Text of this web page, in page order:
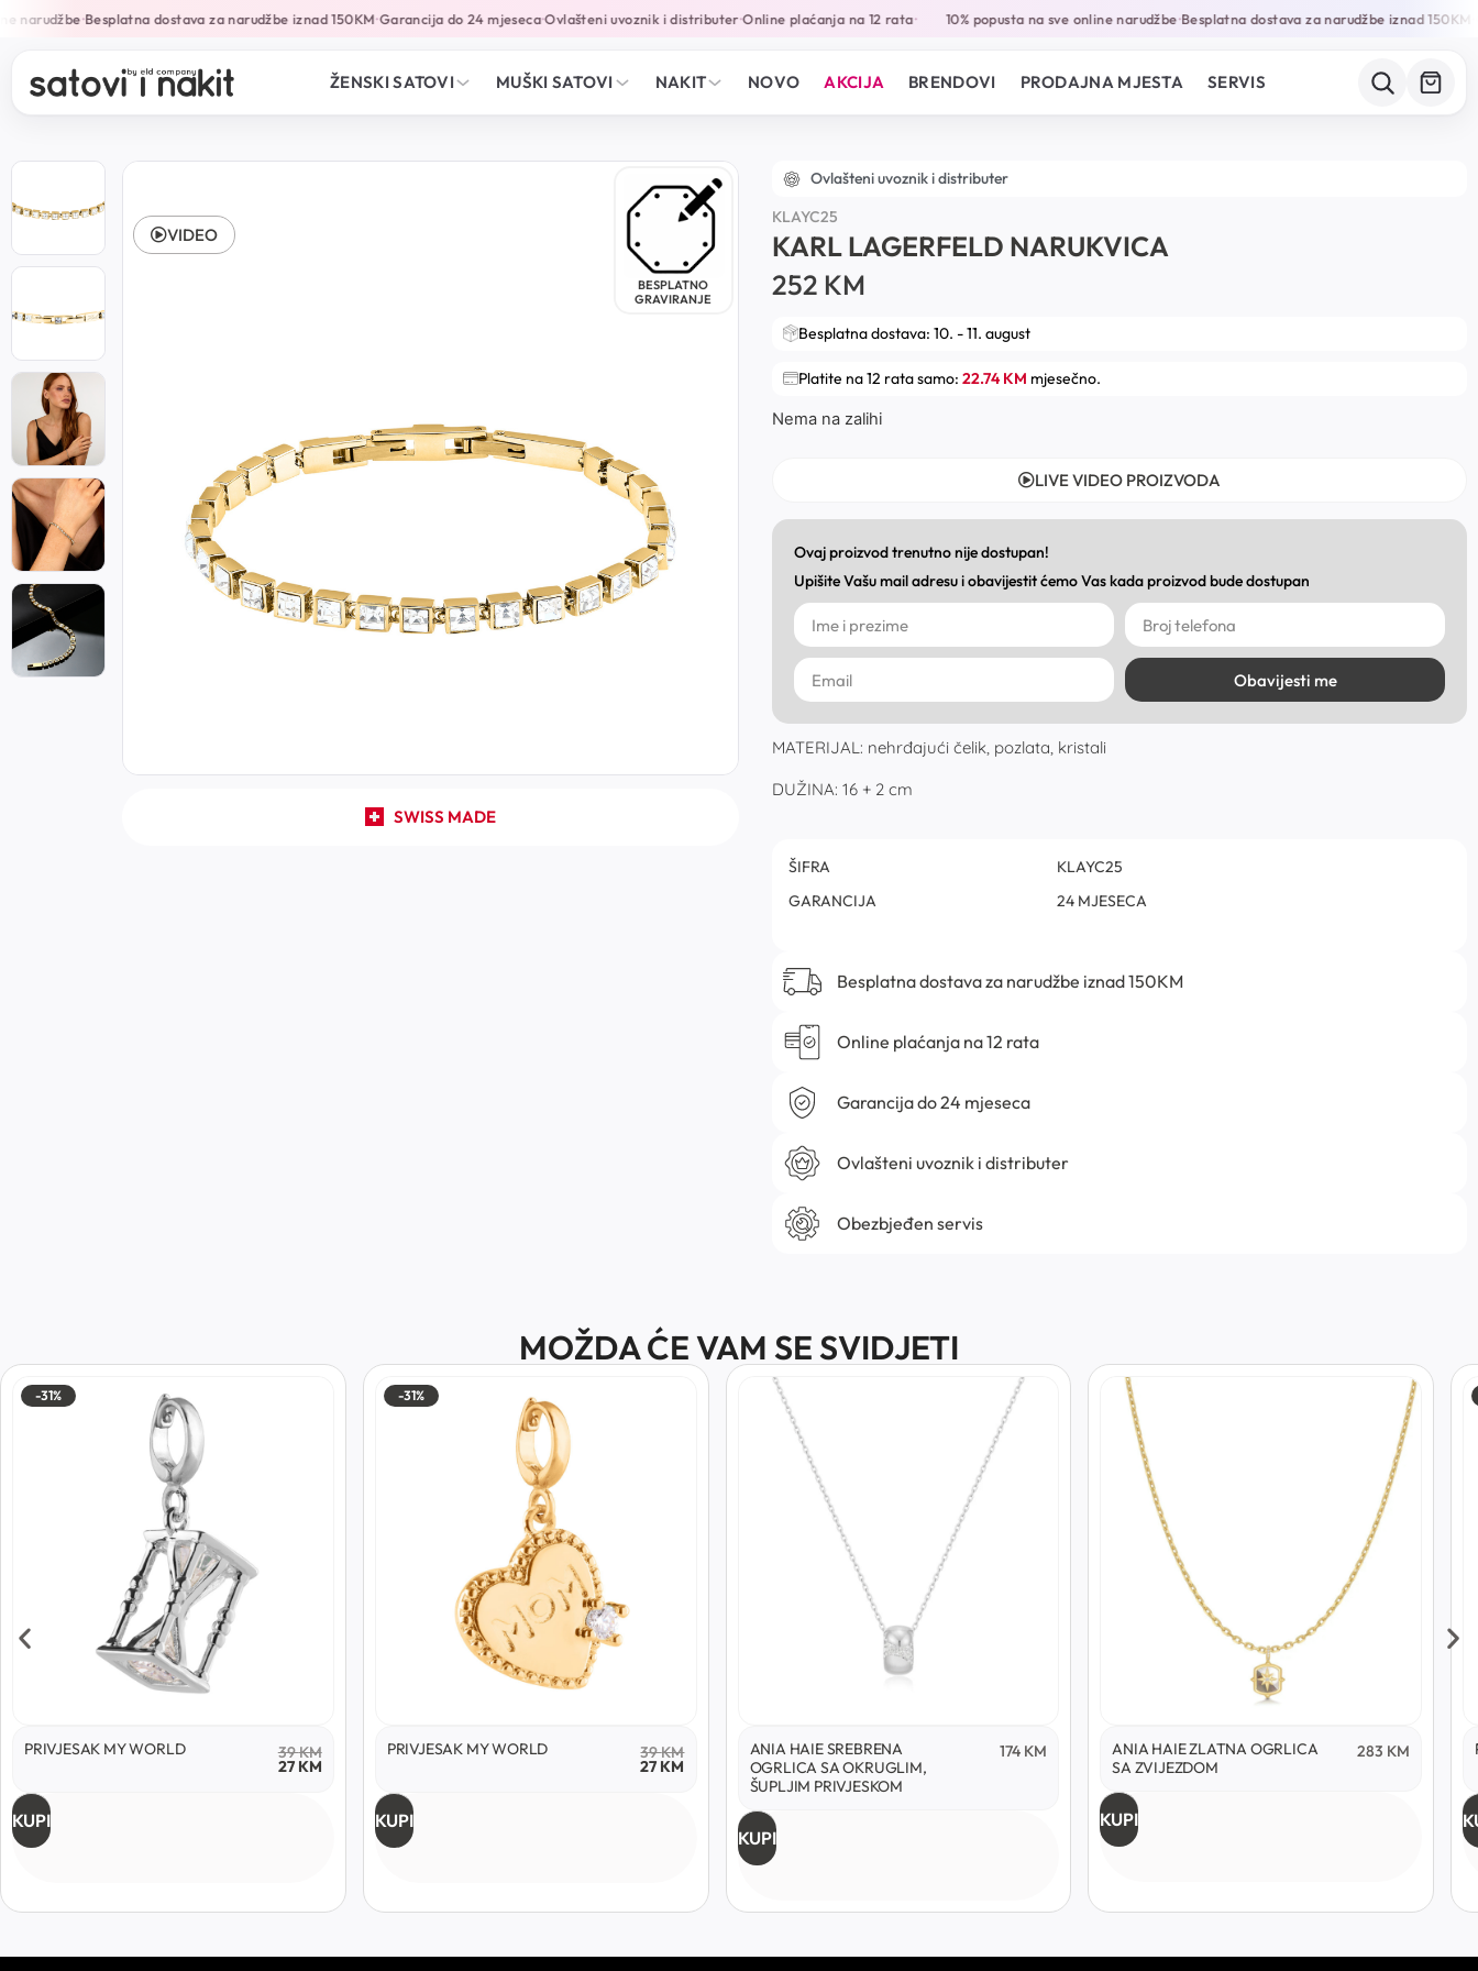
narudžbe•Besplatna dostava za narudžbe iznad 150KM•Garancija do 24 mjeseca•Ovlašteni uvoznik i distributer•Online plaćanja na 12 rata• 10% popusta na sve online narudžbe•Besplatna dostava za narudžbe iznad 150KM•
ŽENSKI SATOVI MUŠKI SATOVI NAKIT NOVO AKCIJA BRENDOVI PRODAJNA MJESTA SERVIS
BESPLATNO
GRAVIRANJE
SWISS MADE
VIDEO
Ovlašteni uvoznik i distributer
KLAYC25
KARL LAGERFELD NARUKVICA
252 KM
Besplatna dostava: 10. - 11. august
Platite na 12 rata samo: 22.74 KM mjesečno.
Nema na zalihi
LIVE VIDEO PROIZVODA
Ovaj proizvod trenutno nije dostupan!
Upišite Vašu mail adresu i obavijestit ćemo Vas kada proizvod bude dostupan
Obavijesti me
MATERIJAL: nehrđajući čelik, pozlata, kristali
DUŽINA: 16 + 2 cm
ŠIFRA
KLAYC25
GARANCIJA
24 MJESECA
Besplatna dostava za narudžbe iznad 150KM
Online plaćanja na 12 rata
Garancija do 24 mjeseca
Ovlašteni uvoznik i distributer
Obezbjeđen servis
MOŽDA ĆE VAM SE SVIDJETI
-31%
PRIVJESAK MY WORLD 39KM
27 KM
KUPI
-31%
PRIVJESAK MY WORLD 39KM
27 KM
KUPI
ANIA HAIE SREBRENA
OGRLICA SA OKRUGLIM,
ŠUPLJIM PRIVJESKOM
174 KM
KUPI
ANIA HAIE ZLATNA OGRLICA
SA ZVIJEZDOM
283 KM
KUPI